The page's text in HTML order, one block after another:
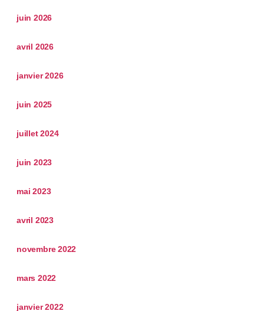
juin 2026
avril 2026
janvier 2026
juin 2025
juillet 2024
juin 2023
mai 2023
avril 2023
novembre 2022
mars 2022
janvier 2022